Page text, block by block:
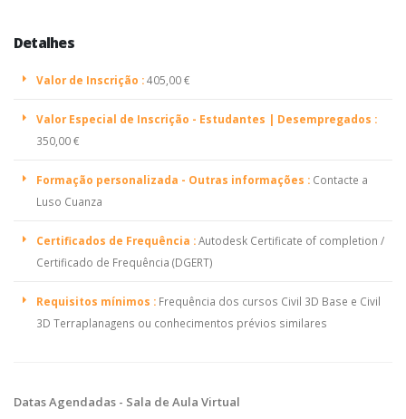
Detalhes
Valor de Inscrição :405,00 €
Valor Especial de Inscrição - Estudantes | Desempregados :
350,00 €
Formação personalizada - Outras informações : Contacte a
Luso Cuanza
Certificados de Frequência :Autodesk Certificate of completion /
Certificado de Frequência (DGERT)
Requisitos mínimos : Frequência dos cursos Civil 3D Base e Civil
3D Terraplanagens ou conhecimentos prévios similares
Datas Agendadas - Sala de Aula Virtual